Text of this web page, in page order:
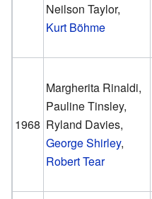
Neilson Taylor,
Kurt Böhme
1968
Margherita Rinaldi,
Pauline Tinsley,
Ryland Davies,
George Shirley,
Robert Tear